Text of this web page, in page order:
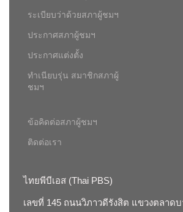
ระเบียบว่าด้วยสภาผู้ชมฯ
ประกาศสภาผู้ชมฯ
ประกาศแต่งตั้ง
ทำเนียบรุ่น สมาชิกสภาผู้
ชมฯ
ข้อคิดต่อสภาผู้ชมฯ
ติดต่อเรา
ไทยพีบีเอส (Thai PBS)
เลขที่ 145 ถนนวิภาวดีรังสิต แขวงตลาดบ